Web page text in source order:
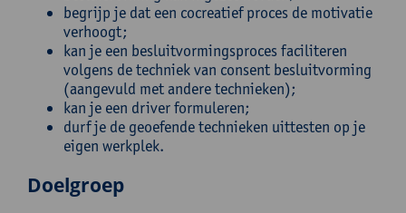
begrijp je dat een cocreatief proces de motivatie
verhoogt;
kan je een besluitvormingsproces faciliteren
volgens de techniek van consent besluitvorming
(aangevuld met andere technieken);
kan je een driver formuleren;
durf je de geoefende technieken uittesten op je
eigen werkplek.
Doelgroep